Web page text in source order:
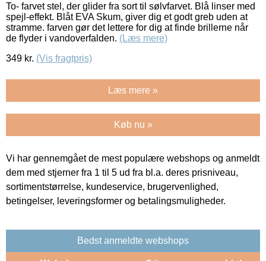
To- farvet stel, der glider fra sort til sølvfarvet. Blå linser med
spejl-effekt. Blåt EVA Skum, giver dig et godt greb uden at
stramme. farven gør det lettere for dig at finde brillerne når
de flyder i vandoverfalden. (Læs mere)
349 kr. (Vis fragtpris)
Læs mere »
Køb nu »
Vi har gennemgået de mest populære webshops og anmeldt
dem med stjerner fra 1 til 5 ud fra bl.a. deres prisniveau,
sortimentstørrelse, kundeservice, brugervenlighed,
betingelser, leveringsformer og betalingsmuligheder.
Bedst anmeldte webshops